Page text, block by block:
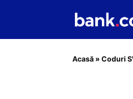
Acasă » Coduri